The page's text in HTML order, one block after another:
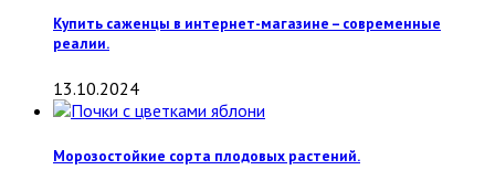
Купить саженцы в интернет-магазине – современные
реалии.
13.10.2024
Морозостойкие сорта плодовых растений.